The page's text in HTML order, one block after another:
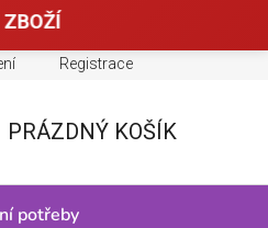
velikostíRegistrace
PRÁZDNÝ KOŠÍK
potřeby